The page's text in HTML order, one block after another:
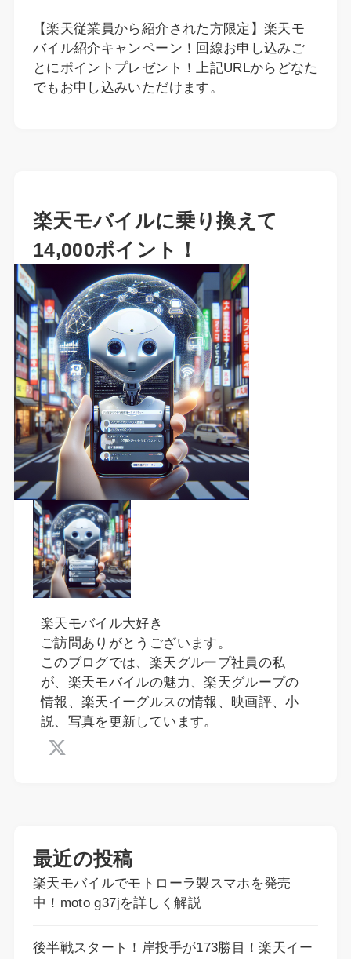
【楽天従業員から紹介された方限定】楽天モ
バイル紹介キャンペーン！回線お申し込みご
とにポイントプレゼント！上記URLからどなた
でもお申し込みいただけます。
楽天モバイルに乗り換えて
14,000ポイント！
楽天モバイル大好き
ご訪問ありがとうございます。
このブログでは、楽天グループ社員の私
が、楽天モバイルの魅力、楽天グループの
情報、楽天イーグルスの情報、映画評、小
説、写真を更新しています。
最近の投稿
楽天モバイルでモトローラ製スマホを発売
中！moto g37jを詳しく解説
後半戦スタート！岸投手が173勝目！楽天イー